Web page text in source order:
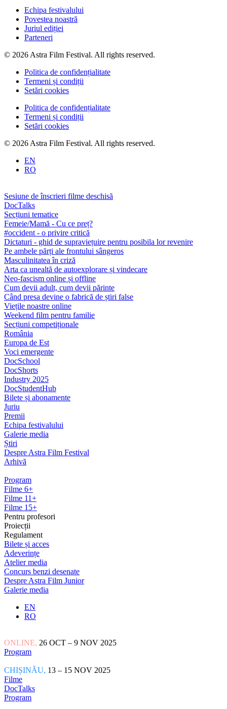
Echipa festivalului
Povestea noastră
Juriul ediției
Parteneri
© 2026 Astra Film Festival. All rights reserved.
Politica de confidențialitate
Termeni și condiții
Setări cookies
Politica de confidențialitate
Termeni și condiții
Setări cookies
© 2026 Astra Film Festival. All rights reserved.
EN
RO
Sesiune de înscrieri filme deschisă
DocTalks
Secțiuni tematice
Femeie/Mamă - Cu ce preț?
#occident - o privire critică
Dictaturi - ghid de supraviețuire pentru posibila lor revenire
Pe ambele părți ale frontului sângeros
Masculinitatea în criză
Arta ca unealtă de autoexplorare și vindecare
Neo-fascism online și offline
Cum devii adult, cum devii părinte
Când presa devine o fabrică de știri false
Viețile noastre online
Weekend film pentru familie
Secțiuni competiționale
România
Europa de Est
Voci emergente
DocSchool
DocShorts
Industry 2025
DocStudentHub
Bilete și abonamente
Juriu
Premii
Echipa festivalului
Galerie media
Știri
Despre Astra Film Festival
Arhivă
Program
Filme 6+
Filme 11+
Filme 15+
Pentru profesori
Proiecții
Regulament
Bilete și acces
Adeverințe
Atelier media
Concurs benzi desenate
Despre Astra Film Junior
Galerie media
EN
RO
ONLINE, 26 OCT – 9 NOV 2025
Program
CHIȘINĂU, 13 – 15 NOV 2025
Filme
DocTalks
Program